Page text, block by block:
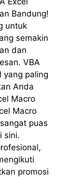
Bandung!
untuk
semakin
dan
VBA
yang paling
Anda
Macro
Macro
puas
sini.
promosi